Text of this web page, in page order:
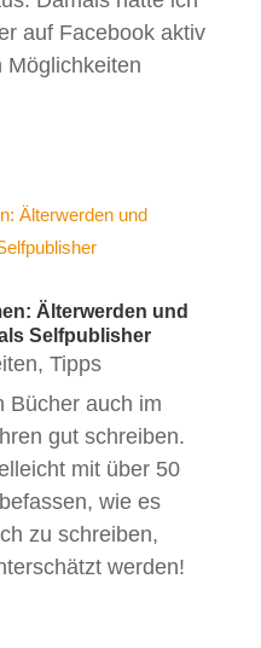
auf Facebook aktiv
Möglichkeiten
Älterwerden und
Selfpublisher
, Tipps
Bücher auch im
gut schreiben.
mit über 50
wie es
zu schreiben,
werden!